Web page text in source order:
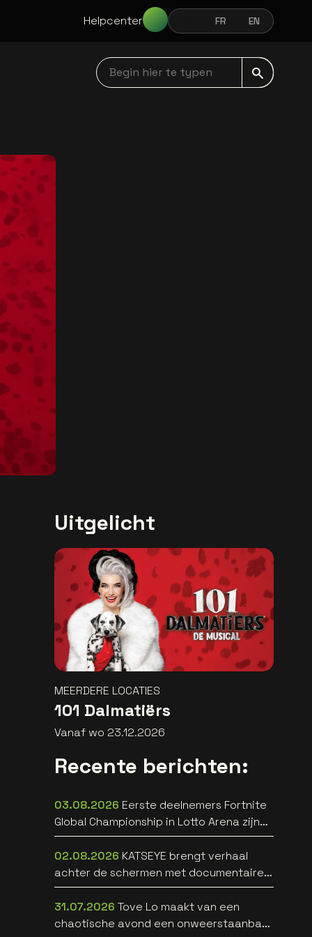
Helpcenter NEDERLANDSFRANÇAIS
FR ENGLISH
EN
Begin hier te typen navbar
Uitgelicht
MEERDERE LOCATIES
101 Dalmatiërs
Vanaf wo 23.12.2026
Recente berichten:
03.08.2026 Eerste deelnemers Fortnite
Global Championship in Lotto Arena zijn
bekend
02.08.2026 KATSEYE brengt verhaal
achter de schermen met documentaire
WILD HEARTS [trailer]
31.07.2026 Tove Lo maakt van een
chaotische avond een onweerstaanbare